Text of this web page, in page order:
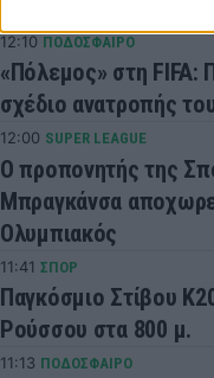
12:10 ΠΟΔΟΣΦΑΙΡΟ
«Πόλεμος» στη FIFA:
σχέδιο ανατροπής
12:00 SUPER LEAGUE
Ο προπονητής της
Μπραγκάνσα
Ολυμπιακός
11:41 ΣΠΟΡ
Παγκόσμιο Στίβου
Ρούσσου στα 800 μ.
11:13 ΠΟΔΟΣΦΑΙΡΟ